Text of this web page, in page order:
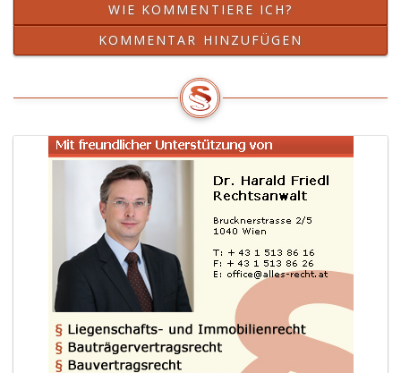
WIE KOMMENTIERE ICH?
KOMMENTAR HINZUFÜGEN